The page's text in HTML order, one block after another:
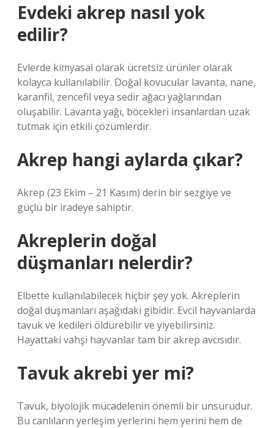
Evdeki akrep nasıl yok
edilir?
Evlerde kimyasal olarak ücretsiz ürünler olarak
kolayca kullanılabilir. Doğal kovucular lavanta, nane,
karanfil, zencefil veya sedir ağacı yağlarından
oluşabilir. Lavanta yağı, böcekleri insanlardan uzak
tutmak için etkili çözümlerdir.
Akrep hangi aylarda çıkar?
Akrep (23 Ekim – 21 Kasım) derin bir sezgiye ve
güçlü bir iradeye sahiptir.
Akreplerin doğal
düşmanları nelerdir?
Elbette kullanılabilecek hiçbir şey yok. Akreplerin
doğal düşmanları aşağıdaki gibidir. Evcil hayvanlarda
tavuk ve kedileri öldürebilir ve yiyebilirsiniz.
Hayattaki vahşi hayvanlar tam bir akrep avcısıdır.
Tavuk akrebi yer mi?
Tavuk, biyolojik mücadelenin önemli bir unsurudur.
Bu canlıların yerleşim yerlerini hem yerini hem de